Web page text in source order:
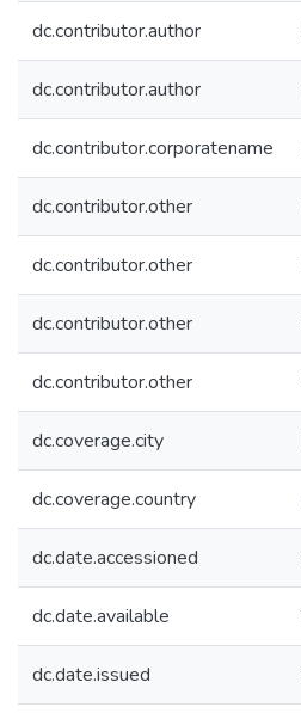
dc.contributor.author
dc.contributor.author
dc.contributor.corporatename
dc.contributor.other
dc.contributor.other
dc.contributor.other
dc.contributor.other
dc.coverage.city
dc.coverage.country
dc.date.accessioned
dc.date.available
dc.date.issued